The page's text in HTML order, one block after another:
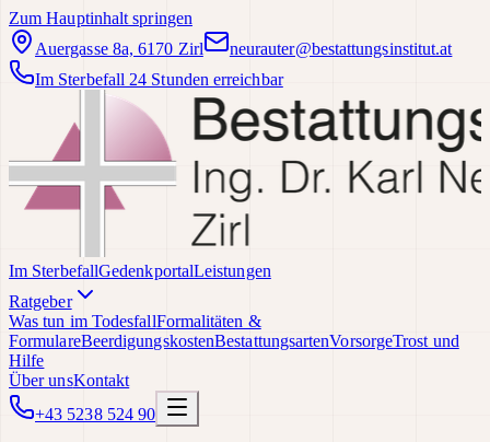
Zum Hauptinhalt springen
Auergasse 8a, 6170 Zirl
neurauter@bestattungsinstitut.at
Im Sterbefall 24 Stunden erreichbar
Im SterbefallGedenkportalLeistungen
Ratgeber
Was tun im TodesfallFormalitäten &
FormulareBeerdigungskostenBestattungsartenVorsorgeTrost und
Hilfe
Über unsKontakt
+43 5238 524 90